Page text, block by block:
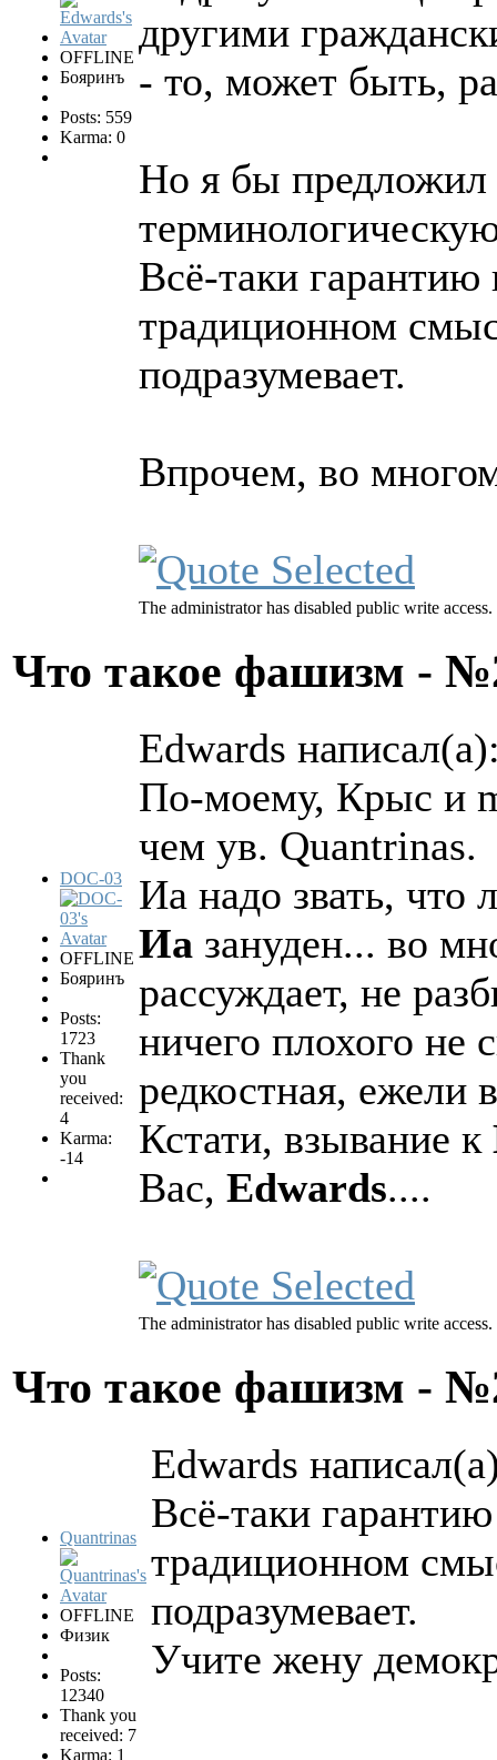
OFFLINE
Бояринъ
Posts: 559
Karma: 0
другими
- то, может быть,
Но я бы предложил
Всё-таки
традиционном
подразумевает.
Впрочем, во
The administrator has disabled public write access.
Что такое фашизм -
DOC-03
OFFLINE
Бояринъ
Posts:
1723
Thank
you
received:
4
Karma:
-14
Edwards
По-моему, Крыс и
чем ув. Quantrinas.
Иа надо звать, что
Иа зануден... во
рассуждает, не
ничего плохого не
редкостная, ежели
Кстати, взывание к
Вас, Edwards....
The administrator has disabled public write access.
Что такое фашизм -
Quantrinas
OFFLINE
Физик
Posts:
12340
Thank you
received: 7
Karma: 1
Edwards
Всё-таки
традиционном
подразумевает.
Учите жену